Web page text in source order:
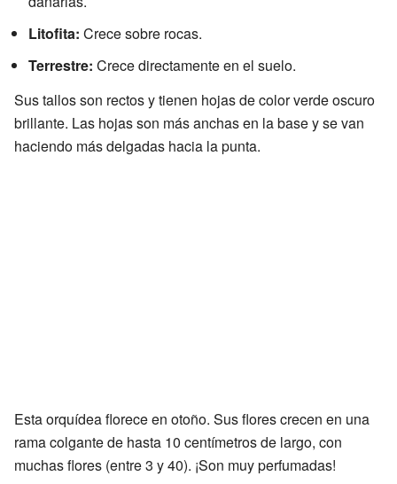
Litofita: Crece sobre rocas.
Terrestre: Crece directamente en el suelo.
Sus tallos son rectos y tienen hojas de color verde oscuro
brillante. Las hojas son más anchas en la base y se van
haciendo más delgadas hacia la punta.
Esta orquídea florece en otoño. Sus flores crecen en una
rama colgante de hasta 10 centímetros de largo, con
muchas flores (entre 3 y 40). ¡Son muy perfumadas!